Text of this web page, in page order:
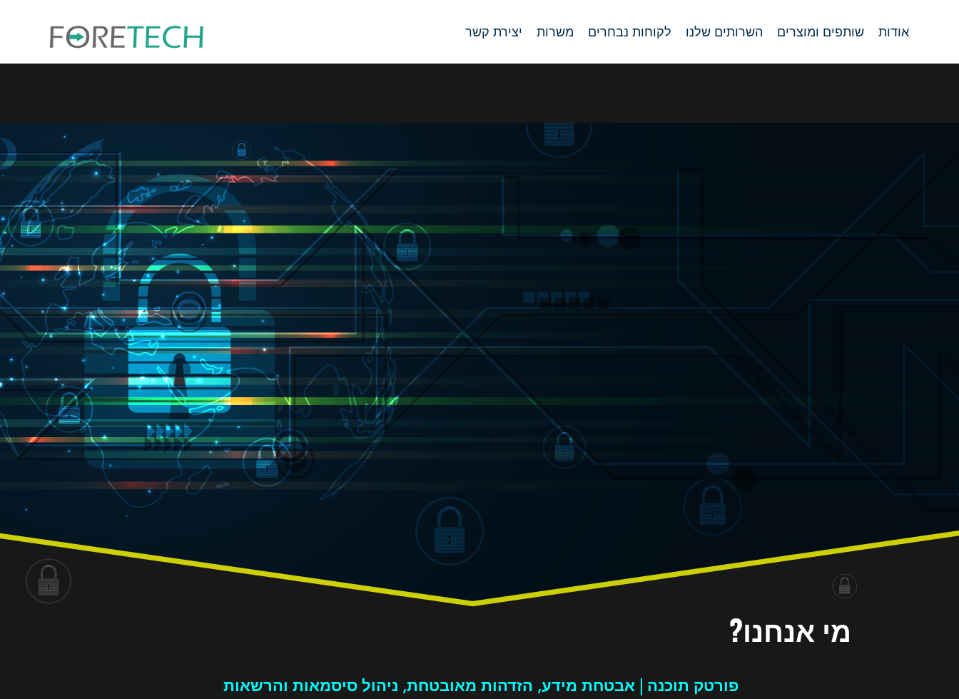
אודות שותפים ומוצרים השרותים שלנו לקוחות נבחרים משרות יצירת קשר
הזדהות מאובטחת
ניהול סיסמאות והרשאות
מי אנחנו?
פורטק תוכנה | אבטחת מידע, הזדהות מאובטחת, ניהול סיסמאות והרשאות